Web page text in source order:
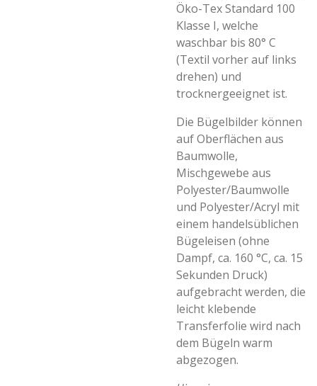
Öko-Tex Standard 100
Klasse I, welche
waschbar bis 80° C
(Textil vorher auf links
drehen) und
trocknergeeignet ist.
Die Bügelbilder können
auf Oberflächen aus
Baumwolle,
Mischgewebe aus
Polyester/Baumwolle
und Polyester/Acryl mit
einem handelsüblichen
Bügeleisen (ohne
Dampf, ca. 160 °C, ca. 15
Sekunden Druck)
aufgebracht werden, die
leicht klebende
Transferfolie wird nach
dem Bügeln warm
abgezogen.